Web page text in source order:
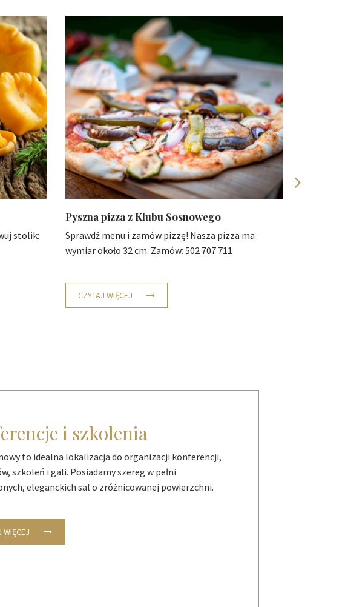
stolik:
Pyszna pizza z Klubu Sosnowego
Sprawdź menu i zamów pizzę! Nasza pizza ma
wymiar około 32 cm. Zamów: 502 707 711
CZYTAJ WIĘCEJ
i szkolenia
to idealna lokalizacja do organizacji konferencji,
szkoleń i gali. Posiadamy szereg w pełni
eleganckich sal o zróżnicowanej powierzchni.
WIĘCEJ